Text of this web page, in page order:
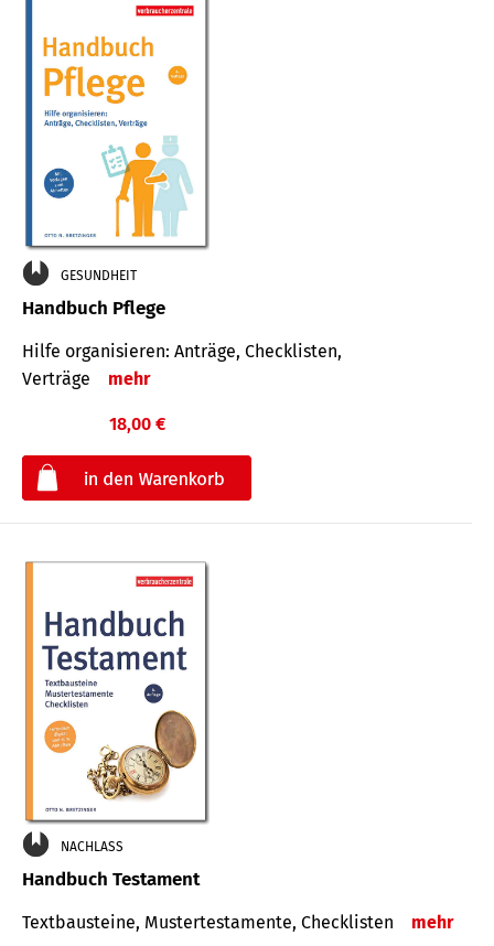
GESUNDHEIT
Handbuch Pflege
Hilfe organisieren: Anträge, Checklisten,
Verträge
mehr
18,00 €
NACHLASS
Handbuch Testament
Textbausteine, Mustertestamente, Checklisten mehr